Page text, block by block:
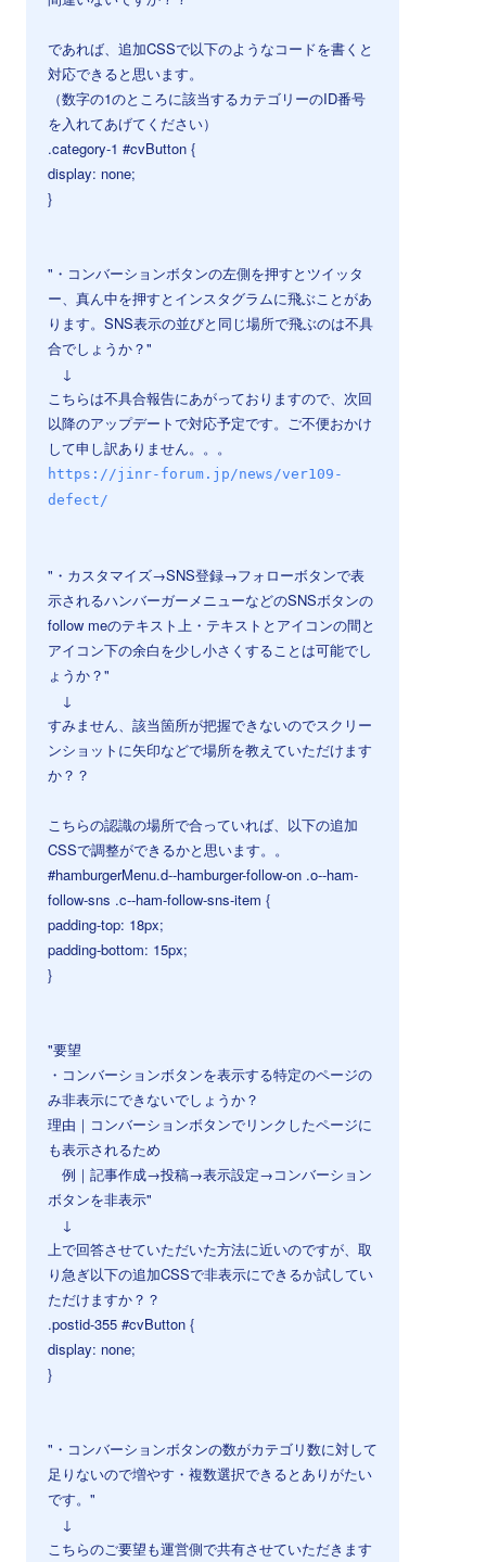
であれば、追加CSSで以下のようなコードを書くと
対応できると思います。
（数字の1のところに該当するカテゴリーのID番号
を入れてあげてください）
.category-1 #cvButton {
display: none;
}
"・コンバーションボタンの左側を押すとツイッタ
ー、真ん中を押すとインスタグラムに飛ぶことがあ
ります。SNS表示の並びと同じ場所で飛ぶのは不具
合でしょうか？"
↓
こちらは不具合報告にあがっておりますので、次回
以降のアップデートで対応予定です。ご不便おかけ
して申し訳ありません。。。
https://jinr-forum.jp/news/ver109-
defect/
"・カスタマイズ→SNS登録→フォローボタンで表
示されるハンバーガーメニューなどのSNSボタンの
follow meのテキスト上・テキストとアイコンの間と
アイコン下の余白を少し小さくすることは可能でし
ょうか？"
↓
すみません、該当箇所が把握できないのでスクリー
ンショットに矢印などで場所を教えていただけます
か？？
こちらの認識の場所で合っていれば、以下の追加
CSSで調整ができるかと思います。。
#hamburgerMenu.d--hamburger-follow-on .o--ham-
follow-sns .c--ham-follow-sns-item {
padding-top: 18px;
padding-bottom: 15px;
}
"要望
・コンバーションボタンを表示する特定のページの
み非表示にできないでしょうか？
理由｜コンバーションボタンでリンクしたページに
も表示されるため
例｜記事作成→投稿→表示設定→コンバーション
ボタンを非表示"
↓
上で回答させていただいた方法に近いのですが、取
り急ぎ以下の追加CSSで非表示にできるか試してい
ただけますか？？
.postid-355 #cvButton {
display: none;
}
"・コンバーションボタンの数がカテゴリ数に対して
足りないので増やす・複数選択できるとありがたい
です。"
↓
こちらのご要望も運営側で共有させていただきます